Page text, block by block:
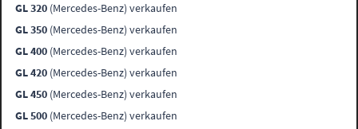
GL 320 (Mercedes-Benz) verkaufen
GL 350 (Mercedes-Benz) verkaufen
GL 400 (Mercedes-Benz) verkaufen
GL 420 (Mercedes-Benz) verkaufen
GL 450 (Mercedes-Benz) verkaufen
GL 500 (Mercedes-Benz) verkaufen